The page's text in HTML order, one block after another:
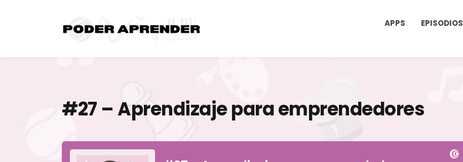
APPS EPISODIOS
#27 – Aprendizaje para emprendedores